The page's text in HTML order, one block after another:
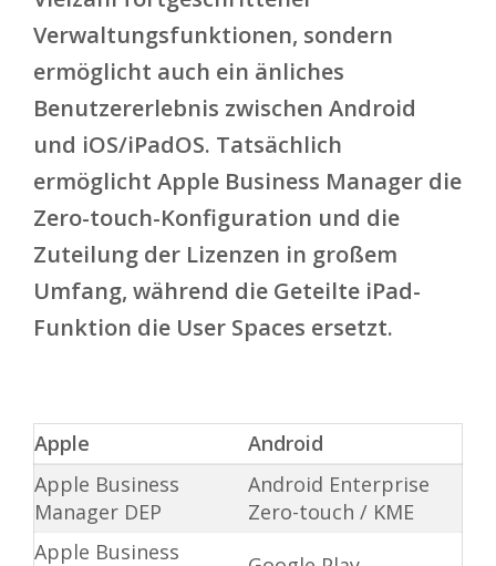
Verwaltungsfunktionen, sondern
ermöglicht auch ein änliches
Benutzererlebnis zwischen Android
und iOS/iPadOS. Tatsächlich
ermöglicht Apple Business Manager die
Zero-touch-Konfiguration und die
Zuteilung der Lizenzen in großem
Umfang, während die Geteilte iPad-
Funktion die User Spaces ersetzt.
Apple
Android
Apple Business
Manager DEP
Android Enterprise
Zero-touch / KME
Apple Business